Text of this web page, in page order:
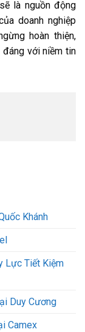
là nguồn động
doanh nghiệp
hoàn thiện,
với niềm tin
Khánh
Lực Tiết Kiệm
Duy Cương
Camex